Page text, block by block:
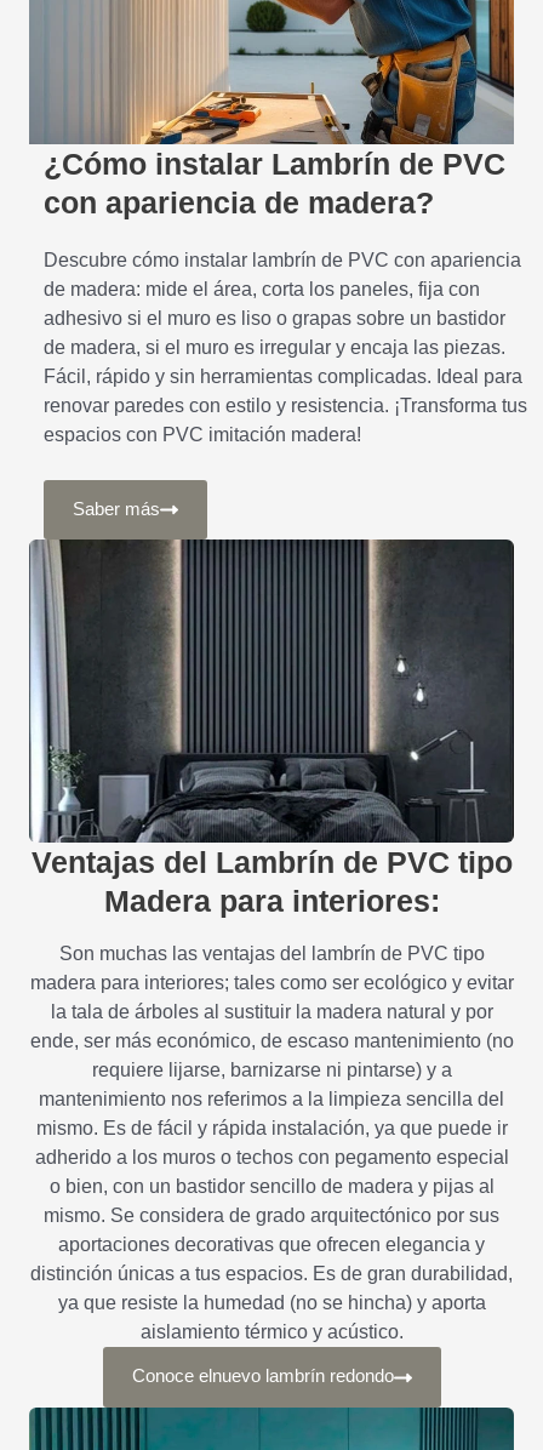
¿Cómo instalar Lambrín de PVC
con apariencia de madera?
Descubre cómo instalar lambrín de PVC con apariencia
de madera: mide el área, corta los paneles, fija con
adhesivo si el muro es liso o grapas sobre un bastidor
de madera, si el muro es irregular y encaja las piezas.
Fácil, rápido y sin herramientas complicadas. Ideal para
renovar paredes con estilo y resistencia. ¡Transforma tus
espacios con PVC imitación madera!
Saber más
Ventajas del Lambrín de PVC tipo
Madera para interiores:
Son muchas las ventajas del lambrín de PVC tipo
madera para interiores; tales como ser ecológico y evitar
la tala de árboles al sustituir la madera natural y por
ende, ser más económico, de escaso mantenimiento (no
requiere lijarse, barnizarse ni pintarse) y a
mantenimiento nos referimos a la limpieza sencilla del
mismo. Es de fácil y rápida instalación, ya que puede ir
adherido a los muros o techos con pegamento especial
o bien, con un bastidor sencillo de madera y pijas al
mismo. Se considera de grado arquitectónico por sus
aportaciones decorativas que ofrecen elegancia y
distinción únicas a tus espacios. Es de gran durabilidad,
ya que resiste la humedad (no se hincha) y aporta
aislamiento térmico y acústico.
Conoce elnuevo lambrín redondo